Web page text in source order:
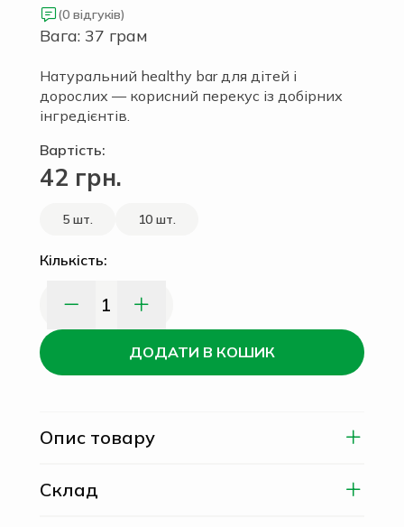
(0 відгуків)
Вага: 37 грам
Натуральний healthy bar для дітей і
дорослих — корисний перекус із добірних
інгредієнтів.
Вартість:
42 грн.
5 шт. 10 шт.
Кількість:
1
ДОДАТИ В КОШИК
Опис товару
Склад